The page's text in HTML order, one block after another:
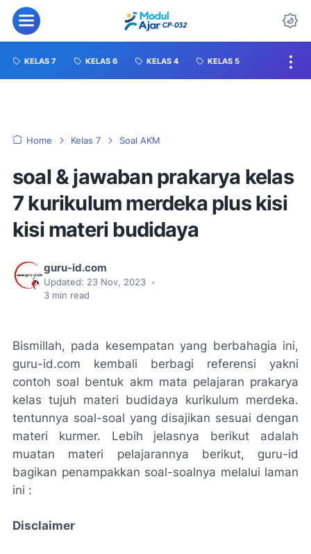
KELAS 7 KELAS 6 KELAS 4 KELAS 5
Home Kelas 7 Soal AKM
soal & jawaban prakarya kelas
7 kurikulum merdeka plus kisi
kisi materi budidaya
guru-id.com
Updated: 23 Nov, 2023 •
3 min read
Bismillah, pada kesempatan yang berbahagia ini,
guru-id.com kembali berbagi referensi yakni
contoh soal bentuk akm mata pelajaran prakarya
kelas tujuh materi budidaya kurikulum merdeka.
tentunnya soal-soal yang disajikan sesuai dengan
materi kurmer. Lebih jelasnya berikut adalah
muatan materi pelajarannya berikut, guru-id
bagikan penampakkan soal-soalnya melalui laman
ini :
Disclaimer